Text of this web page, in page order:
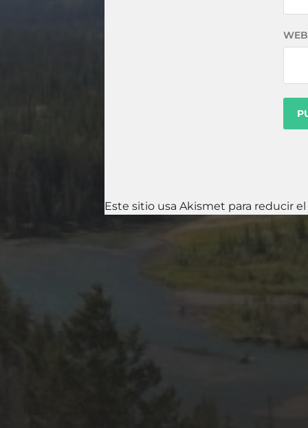
WEB
Este sitio usa Akismet para reducir